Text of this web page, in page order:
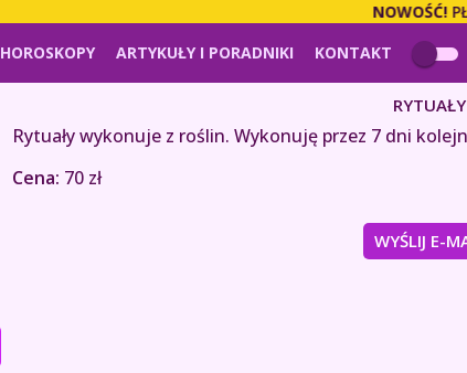
NOWOŚĆ!
HOROSKOPY ARTYKUŁY I PORADNIKI KONTAKT
RYTUAŁY
Rytuały wykonuje z roślin. Wykonuję przez 7 dni
Cena: 70 zł
WYŚLIJ E-